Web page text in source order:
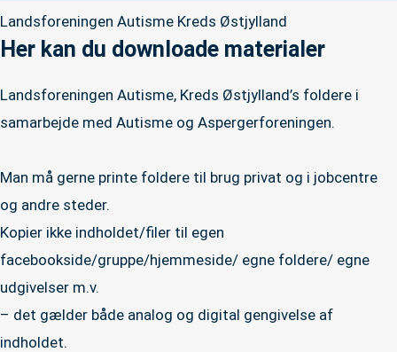
Landsforeningen Autisme Kreds Østjylland
Her kan du downloade materialer
Landsforeningen Autisme, Kreds Østjylland’s foldere i
samarbejde med Autisme og Aspergerforeningen.
Man må gerne printe foldere til brug privat og i jobcentre
og andre steder.
Kopier ikke indholdet/filer til egen
facebookside/gruppe/hjemmeside/ egne foldere/ egne
udgivelser m.v.
– det gælder både analog og digital gengivelse af
indholdet.